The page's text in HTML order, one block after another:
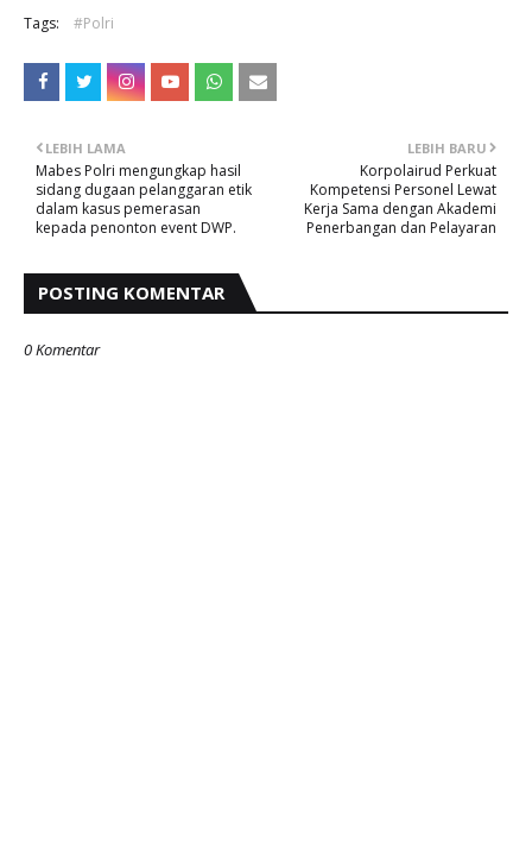
Tags: #Polri
LEBIH BARU
Korpolairud Perkuat
Kompetensi Personel Lewat
Kerja Sama dengan Akademi
Penerbangan dan Pelayaran
LEBIH LAMA
Mabes Polri mengungkap hasil
sidang dugaan pelanggaran etik
dalam kasus pemerasan
kepada penonton event DWP.
POSTING KOMENTAR
0 Komentar